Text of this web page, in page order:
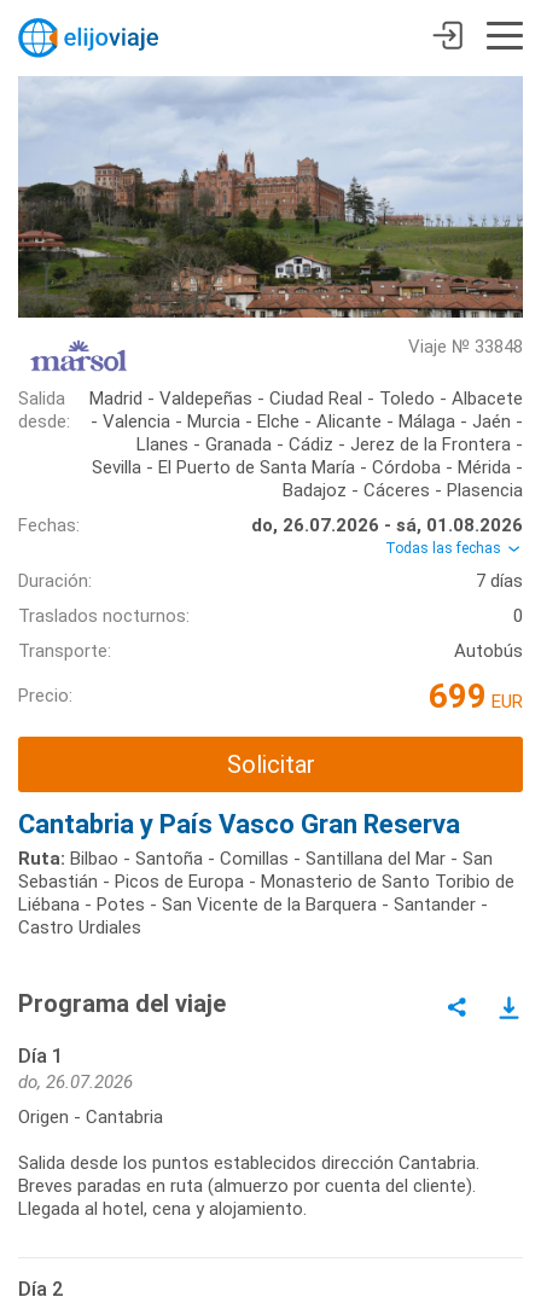
Viaje № 33848
Salida
desde:
Madrid - Valdepeñas - Ciudad Real - Toledo - Albacete
- Valencia - Murcia - Elche - Alicante - Málaga - Jaén -
Llanes - Granada - Cádiz - Jerez de la Frontera -
Sevilla - El Puerto de Santa María - Córdoba - Mérida -
Badajoz - Cáceres - Plasencia
Fechas:
do, 26.07.2026 - sá, 01.08.2026
Todas las fechas
Duración:
7 días
Traslados nocturnos:
0
Transporte:
Autobús
Precio: 699 EUR
Solicitar
Cantabria y País Vasco Gran Reserva
Ruta: Bilbao - Santoña - Comillas - Santillana del Mar - San
Sebastián - Picos de Europa - Monasterio de Santo Toribio de
Liébana - Potes - San Vicente de la Barquera - Santander -
Castro Urdiales
Programa del viaje
Día 1
do, 26.07.2026
Origen - Cantabria
Salida desde los puntos establecidos dirección Cantabria.
Breves paradas en ruta (almuerzo por cuenta del cliente).
Llegada al hotel, cena y alojamiento.
Día 2